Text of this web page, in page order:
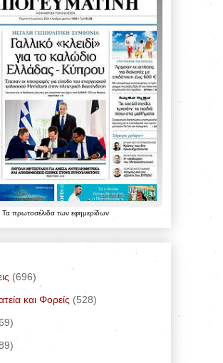
Τα πρωτοσέλιδα των εφημερίδων
(696)
και Φορείς (528)